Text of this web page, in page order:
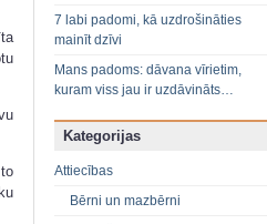
7 labi padomi, kā uzdrošināties
mainīt dzīvi
Mans padoms: dāvana vīrietim,
kuram viss jau ir uzdāvināts…
Kategorijas
Attiecības
Bērni un mazbērni